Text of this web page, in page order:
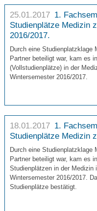
25.01.2017 1.
Studienplätze Medizin
2016/2017.
Durch eine Studienplatzklage
Partner beteiligt war, kam es
(Vollstudienplätze) in der
Wintersemester 2016/2017.
18.01.2017 1.
Studienplätze Medizin
Durch eine Studienplatzklage
Partner beteiligt war, kam es
Studienplätzen in der Medizin
Wintersemester 2016/2017.
Studienplätze bestätigt.